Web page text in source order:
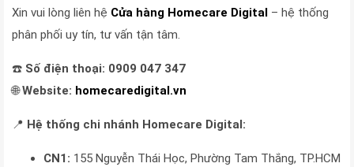
Xin vui lòng liên hệ Cửa hàng Homecare Digital– hệ thống
phân phối uy tín, tư vấn tận tâm.
☎️ Số điện thoại: 0909 047 347
🌐Website: homecaredigital.vn
📍 Hệ thống chi nhánh Homecare Digital:
CN1: 155 Nguyễn Thái Học, Phường Tam Thắng, TP.HCM